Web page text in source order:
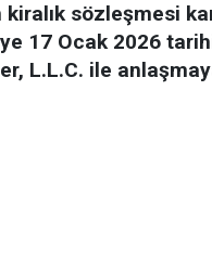
kiralık sözleşmesi
17 Ocak 2026
L.L.C. ile